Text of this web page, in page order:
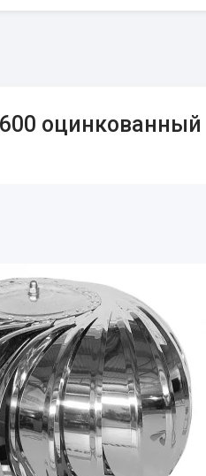
оцинкованный